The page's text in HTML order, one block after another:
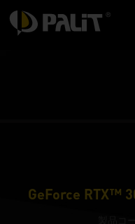
GeForce RTX™